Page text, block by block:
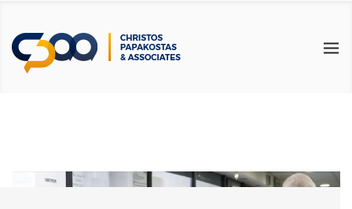
ΥΠΗΡΕΣΙΕΣ
ΛΟΓΙΣΤΙΚΕΣ
ΕΠΙΚΑΙΡΟΤΗΤΑ
ΑΡΘΡΑ
ΧΡΗΣΙΜΑ
ΑΙΤΗΣΕΙΣ & ΔΗΛΩΣΕΙΣ PDF